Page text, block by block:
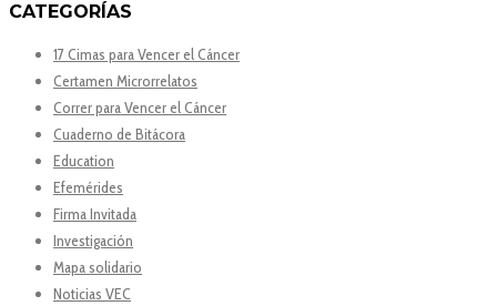
CATEGORÍAS
17 Cimas para Vencer el Cáncer
Certamen Microrrelatos
Correr para Vencer el Cáncer
Cuaderno de Bitácora
Education
Efemérides
Firma Invitada
Investigación
Mapa solidario
Noticias VEC